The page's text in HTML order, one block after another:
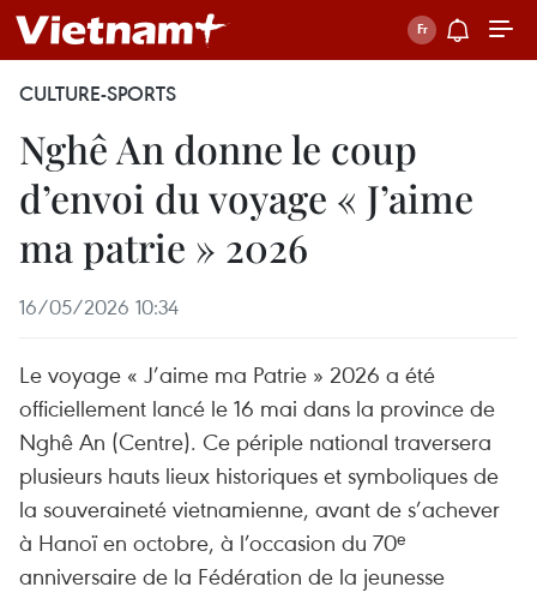
CULTURE-SPORTS
Nghê An donne le coup
d’envoi du voyage « J’aime
ma patrie » 2026
16/05/2026 10:34
Le voyage « J’aime ma Patrie » 2026 a été
officiellement lancé le 16 mai dans la province de
Nghê An (Centre). Ce périple national traversera
plusieurs hauts lieux historiques et symboliques de
la souveraineté vietnamienne, avant de s’achever
à Hanoï en octobre, à l’occasion du 70ᵉ
anniversaire de la Fédération de la jeunesse